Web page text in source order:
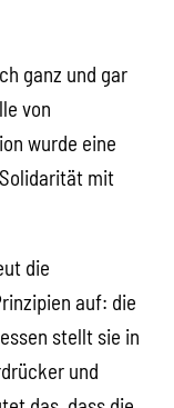
ganz und gar
von
wurde eine
mit
die
auf: die
stellt sie in
und